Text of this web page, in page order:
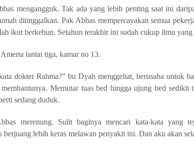
mengangguk. Tak ada yang lebih penting saat ini
ditinggalkan. Pak Abbas mempercayakan semua
ikut berkebun. Setahun terakhir ini sudah cukup ilmu
lantai tiga, kamar no 13.
dokter Rahma?” bu Dyah menggeliat, berusaha untuk
membantunya. Memutar tuas bed hingga ujung bed
sedang duduk.
merenung. Sulit baginya mencari kata-kata yang
berjuang lebih keras melawan penyakit ini. Dan aku akan